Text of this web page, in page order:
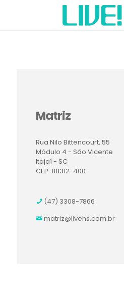
Matriz
Rua Nilo Bittencourt, 55
Módulo 4 - São Vicente
Itajaí - SC
CEP: 88312-400
(47) 3308-7866
matriz@livehs.com.br